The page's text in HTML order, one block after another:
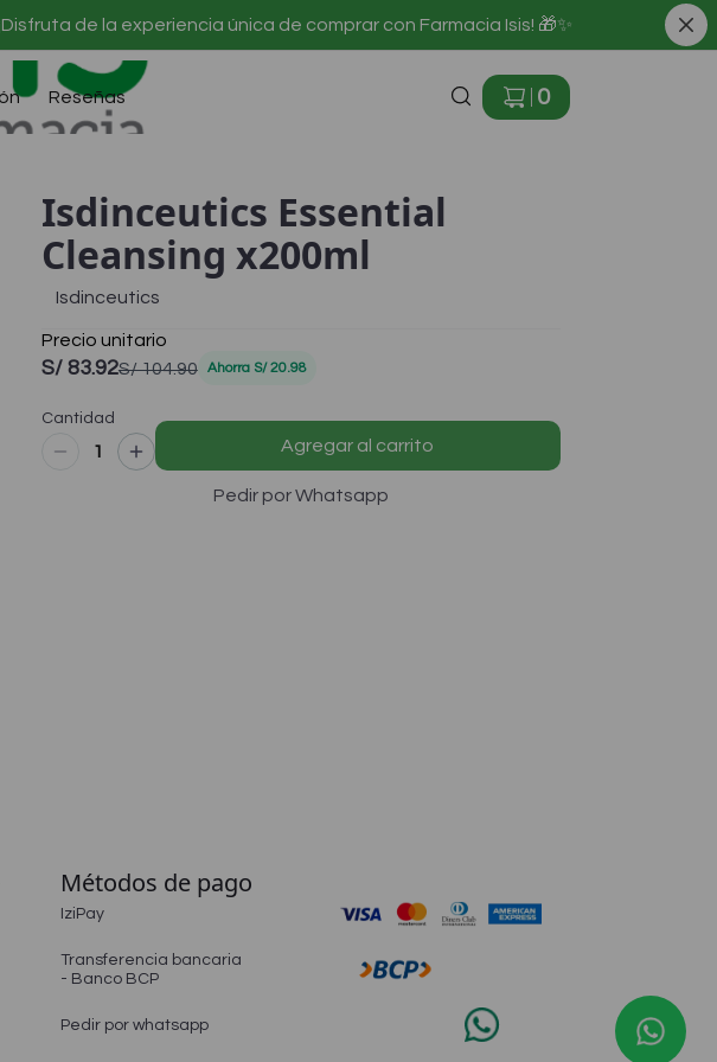
de la experiencia única de comprar con Farmacia Isis! 🎁✨
Reseñas 0
Isdinceutics Essential
Cleansing x200ml
Isdinceutics
Precio unitario
S/ 83.92S/ 104.90 Ahorra S/ 20.98
Cantidad
1 Agregar al carrito
Pedir por Whatsapp
Métodos de pago
IziPay
Transferencia bancaria
- Banco BCP
Pedir por whatsapp